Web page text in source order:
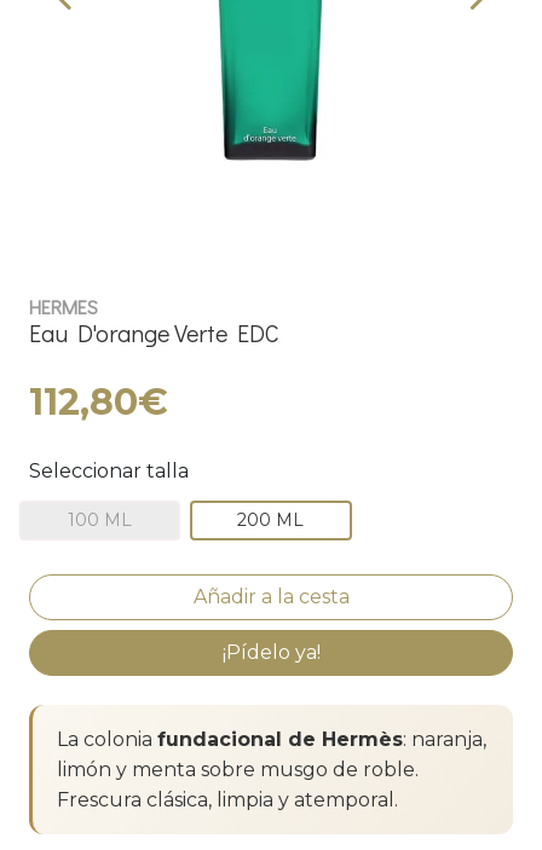
HERMES
Eau D'orange Verte EDC
112,80€
Seleccionar talla
100 ML 200 ML
¡Pídelo ya!
La colonia fundacional de Hermès: naranja,
limón y menta sobre musgo de roble.
Frescura clásica, limpia y atemporal.